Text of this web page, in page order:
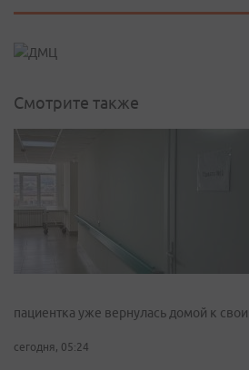
Смотрите также
пациентка уже вернулась домой к
сегодня, 05:24